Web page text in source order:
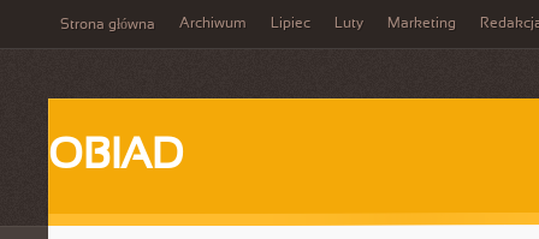
Strona główna Archiwum Lipiec Luty Marketing
OBIAD